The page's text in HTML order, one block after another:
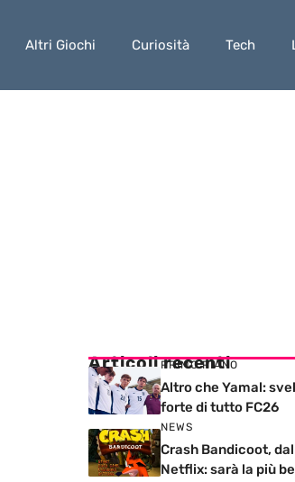
Altri Giochi Curiosità Tech
Articoli recenti
PRIMO PIANO
Altro che Yamal:
forte di tutto FC26
NEWS
Crash Bandicoot,
Netflix: sarà la più